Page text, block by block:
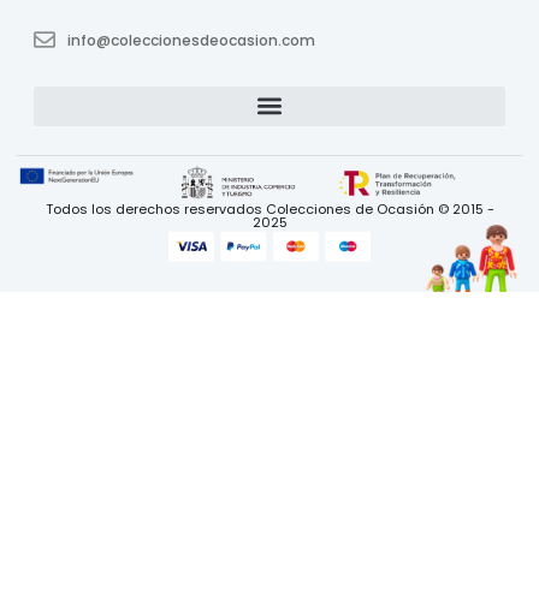
info@coleccionesdeocasion.com
Todos los derechos reservados Colecciones de Ocasión © 2015 -
2025